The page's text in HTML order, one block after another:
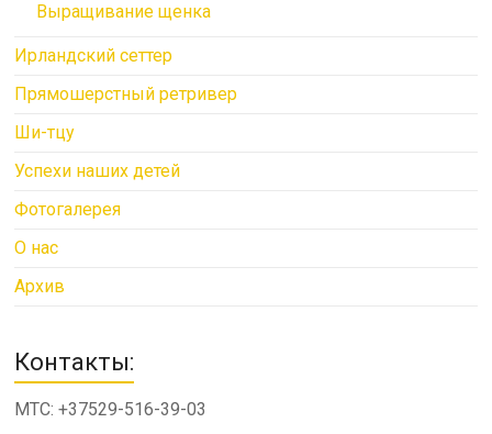
Выращивание щенка
Ирландский сеттер
Прямошерстный ретривер
Ши-тцу
Успехи наших детей
Фотогалерея
О нас
Архив
Контакты:
МТС: +37529-516-39-03